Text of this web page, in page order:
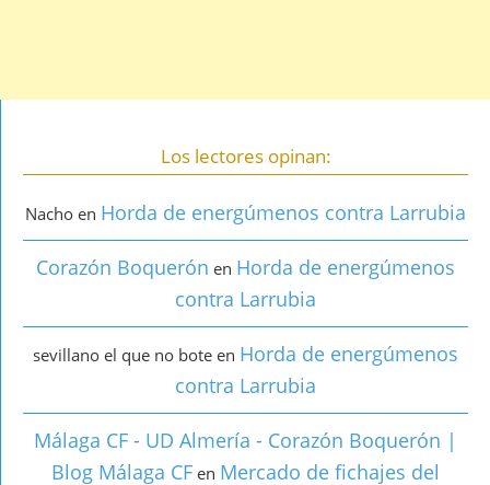
Los lectores opinan:
Nacho en Horda de energúmenos contra Larrubia
Corazón Boquerón en Horda de energúmenos
contra Larrubia
sevillano el que no bote en Horda de energúmenos
contra Larrubia
Málaga CF - UD Almería - Corazón Boquerón |
Blog Málaga CF en Mercado de fichajes del